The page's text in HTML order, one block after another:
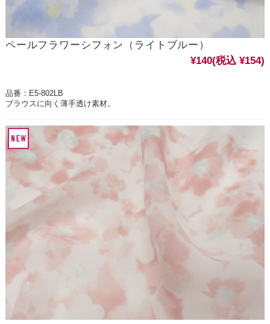
ペールフラワーシフォン（ライトブルー）
¥140(税込 ¥154)
品番：E5-802LB
ブラウスに向く薄手透け素材。